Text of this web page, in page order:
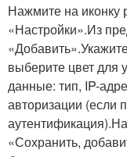
Нажмите на иконку
«Настройки».Из
выберите цвет для
данные: тип, IP-
авторизации (если
«Сохранить,